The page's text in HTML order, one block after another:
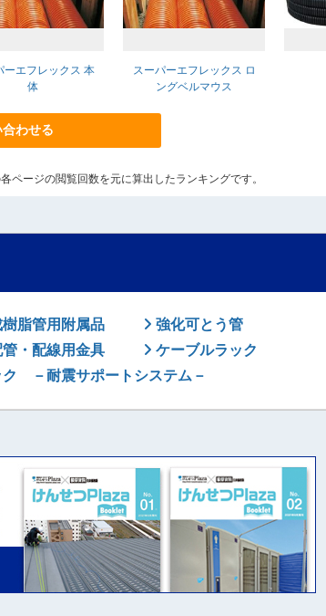
ーエフレックス 本
体
スーパーエフレックス ロ
ングベルマウス
わせる
ページの閲覧回数を元に算出したランキングです。
脂管用附属品
強化可とう管
管・配線用金具
ケーブルラック
ク －耐震サポートシステム－